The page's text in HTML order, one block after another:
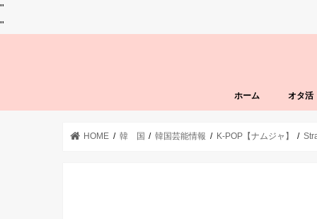
"
"
ホーム オタ活
HOME 韓 国 韓国芸能情報 K-POP【ナムジャ】